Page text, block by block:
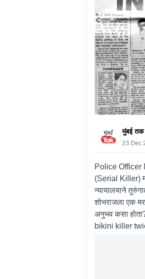
मुंबई तक
23 Dec
Police Officer
(Serial Killer)
न्यायालयाने
शोभराजला एक
अनुभव कसा
bikini killer